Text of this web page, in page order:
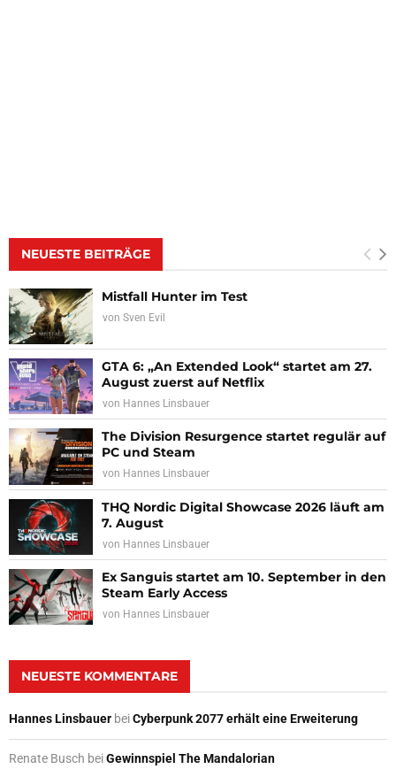
NEUESTE BEITRÄGE
Mistfall Hunter im Test
von Sven Evil
GTA 6: „An Extended Look“ startet am 27.
August zuerst auf Netflix
von Hannes Linsbauer
The Division Resurgence startet regulär auf
PC und Steam
von Hannes Linsbauer
THQ Nordic Digital Showcase 2026 läuft am
7. August
von Hannes Linsbauer
Ex Sanguis startet am 10. September in den
Steam Early Access
von Hannes Linsbauer
NEUESTE KOMMENTARE
Hannes Linsbauer beiCyberpunk 2077 erhält eine Erweiterung
Renate Busch beiGewinnspiel The Mandalorian